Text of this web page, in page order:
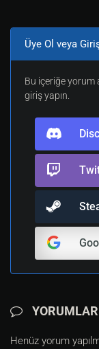
Üye Ol veya
Bu içeriğe yorum
giriş yapın.
Henüz yorum